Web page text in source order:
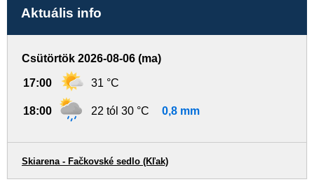
Aktuális info
Csütörtök 2026-08-06 (ma)
17:00 31 °C
18:00 22 tól 30 °C 0,8 mm
Skiarena - Fačkovské sedlo (Kľak)